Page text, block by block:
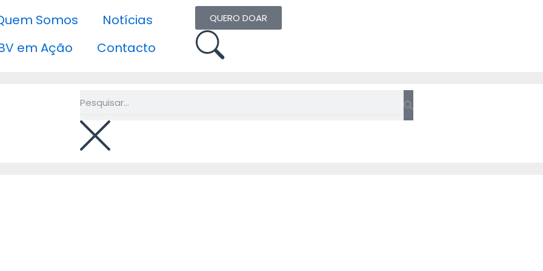
Somos
Notícias
em Ação
Contacto
QUERO DOAR